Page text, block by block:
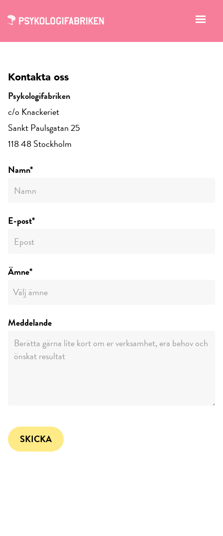
Kontakta oss
Psykologifabriken
c/o Knackeriet
Sankt Paulsgatan 25
118 48 Stockholm
Namn*
E-post*
Ämne*
Meddelande